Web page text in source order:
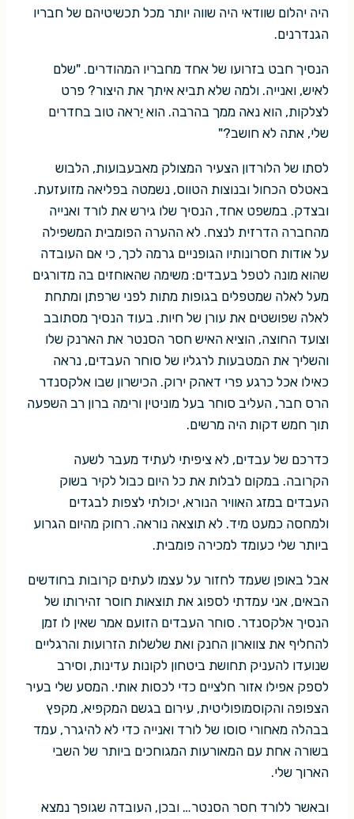
היה יהלום שוודאי היה שווה יותר מכל תכשיטיהם של חבריו
הגנדרנים.
הנסיך חבט בזרועו של אחד מחבריו המהודרים. "שלם
לאיש, ואנייה. ולמה שלא תביא איתך את היצור? פרט
לצלקות, הוא נאה ממך בהרבה. הוא יֵראה טוב בחדרים
שלי, אתה לא חושב?"
לסתו של הלורדון הצעיר המצולק מאבעבועות, הלבוש
באטלס הכחול ובנוצות הטווס, נשמטה בפליאה מזועזעת.
ובצדק. במשפט אחד, הנסיך שלו גירש את לורד ואנייה
מהחברה הדרזית לנצח. לא ההערה הפומבית המשפילה
על אודות חסרונותיו הגופניים גרמה לכך, כי אם העובדה
שהוא מונה לטפל בעבדים: משימה שהאוחזים בה מדורגים
מעל לאלה שמטפלים בגופות מתות לפני שרפתן ומתחת
לאלה שפושטים את עורן של חיות. בעוד הנסיך מסתובב
וצועד החוצה, הוציא האיש חסר הסנטר את הארנק שלו
והשליך את המטבעות לרגליו של סוחר העבדים, נראה
כאילו אכל כרגע פרי דאהק ירוק. הכישרון שבו אלקסנדר
הרס חבר, העליב סוחר בעל מוניטין ורימה ברון רב השפעה
תוך חמש דקות היה מרשים.
כדרכם של עבדים, לא ציפיתי לעתיד מעבר לשעה
הקרובה. במקום לבלות את כל היום כבול לקיר בשוק
העבדים במזג האוויר הנורא, יכולתי לצפות לבגדים
ולמחסה כמעט מיד. לא תוצאה נוראה. רחוק מהיום הגרוע
ביותר שלי כעומד למכירה פומבית.
אבל באופן שעמד לחזור על עצמו לעתים קרובות בחודשים
הבאים, אני עמדתי לספוג את תוצאות חוסר זהירותו של
הנסיך אלקסנדר. סוחר העבדים הזועם אמר שאין לו זמן
להחליף את צווארון החנק ואת שלשלות הזרועות והרגליים
שנועדו להעניק תחושת ביטחון לקונות עדינות, וסירב
לספק אפילו אזור חלציים כדי לכסות אותי. המסע שלי בעיר
הצפופה והקוסמופוליטית, עירום בגשם המקפיא, מקפץ
בבהלה מאחורי סוסו של לורד ואנייה כדי לא להיגרר, עמד
בשורה אחת עם המאורעות המגוחכים ביותר של השבי
הארוך שלי.
ובאשר ללורד חסר הסנטר… ובכן, העובדה שגופך נמצא